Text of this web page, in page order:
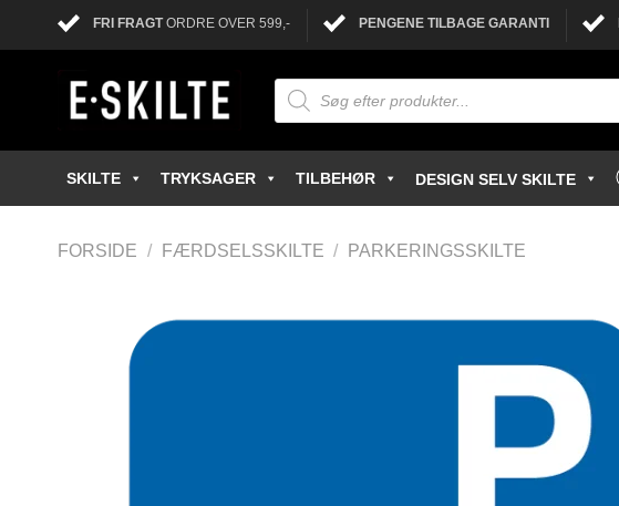
FRI FRAGTORDRE OVER 599,- PENGENE TILBAGE GARANTI
SKILTE TRYKSAGER TILBEHØR DESIGN SELV SKILTE
FORSIDE / FÆRDSELSSKILTE / PARKERINGSSKILTE